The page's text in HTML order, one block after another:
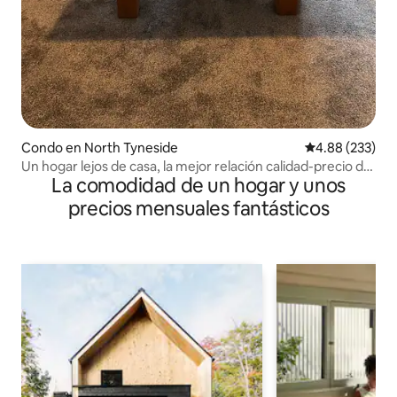
Condo en North Tyneside Calificación
4.88 (233)
Un hogar lejos de casa, la mejor relación calidad-precio de
la zonaLa comodidad de un hogar y unos
precios mensuales fantásticos